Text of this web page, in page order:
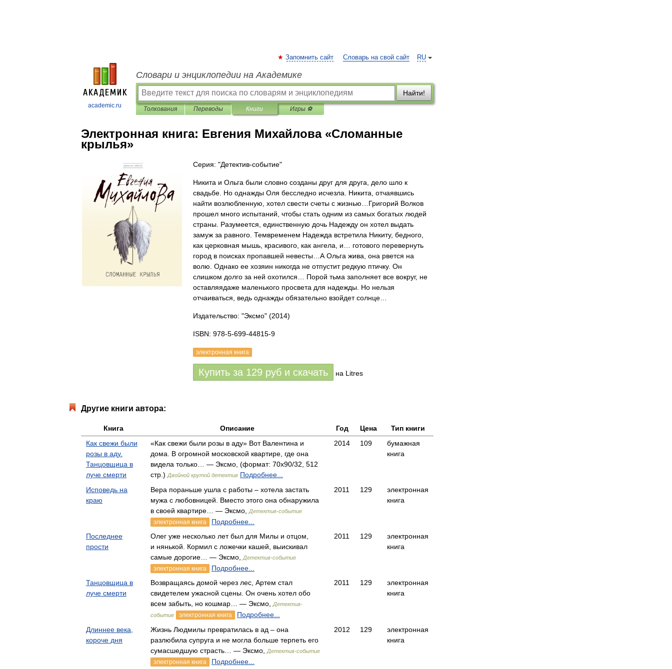
academic.ru
RU
Запомнить сайт Словарь на свой сайт
Словари и энциклопедии на Академике
Найти!
Толкования Переводы Книги Игры ⚽
Электронная книга: Евгения Михайлова «Сломанные
крылья»
Серия: "Детектив-событие"
Никита и Ольга были словно созданы друг для друга, дело шло к
свадьбе. Но однажды Оля бесследно исчезла. Никита, отчаявшись
найти возлюбленную, хотел свести счеты с жизнью…Григорий Волков
прошел много испытаний, чтобы стать одним из самых богатых людей
страны. Разумеется, единственную дочь Надежду он хотел выдать
замуж за равного. Темвременем Надежда встретила Никиту, бедного,
как церковная мышь, красивого, как ангела, и… готового перевернуть
город в поисках пропавшей невесты…А Ольга жива, она рвется на
волю. Однако ее хозяин никогда не отпустит редкую птичку. Он
слишком долго за ней охотился… Порой тьма заполняет все вокруг, не
оставляядаже маленького просвета для надежды. Но нельзя
отчаиваться, ведь однажды обязательно взойдет солнце…
Издательство: "Эксмо" (2014)
ISBN: 978-5-699-44815-9
электронная книга
Купить за 129 руб и скачать на Litres
Другие книги автора:
Книга Описание Год Цена
Тип книги
Как свежи были
розы в аду.
Танцовщица в
луче смерти
«Как свежи были розы в аду» Вот Валентина и
дома. В огромной московской квартире, где она
видела только… — Эксмо, (формат: 70x90/32, 512
стр.) Двойной крутой детектив Подробнее...
2014 109
бумажная
книга
Исповедь на
краю
Вера пораньше ушла с работы – хотела застать
мужа с любовницей. Вместо этого она обнаружила
в своей квартире… — Эксмо,
Детектив-событие
электронная книга Подробнее...
2011 129
электронная
книга
Последнее
прости
Олег уже несколько лет был для Милы и отцом,
и нянькой. Кормил с ложечки кашей, выискивал
самые дорогие… — Эксмо,
Детектив-событие
электронная книга Подробнее...
2011 129
электронная
книга
Танцовщица в
луче смерти
Возвращаясь домой через лес, Артем стал
свидетелем ужасной сцены. Он очень хотел обо
всем забыть, но кошмар… — Эксмо,
Детектив-
событие
электронная книга Подробнее...
2011 129
электронная
книга
Длиннее века,
короче дня
Жизнь Людмилы превратилась в ад – она
разлюбила супруга и не могла больше терпеть его
сумасшедшую страсть… — Эксмо,
Детектив-событие
электронная книга Подробнее...
2012 129
электронная
книга